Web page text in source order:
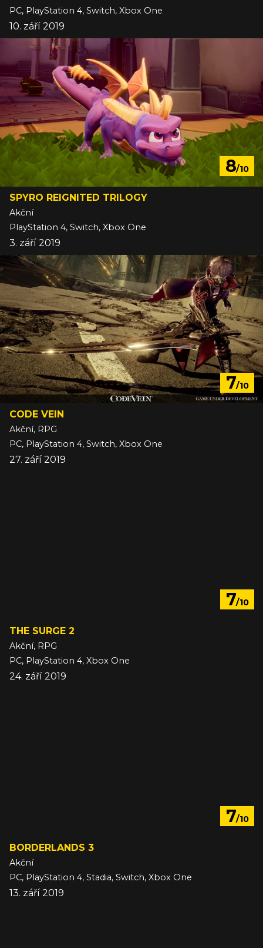
PC, PlayStation 4, Switch, Xbox One
10. září 2019
8/10
SPYRO REIGNITED TRILOGY
Akční
PlayStation 4, Switch, Xbox One
3. září 2019
7/10
CODE VEIN
Akční, RPG
PC, PlayStation 4, Switch, Xbox One
27. září 2019
7/10
THE SURGE 2
Akční, RPG
PC, PlayStation 4, Xbox One
24. září 2019
7/10
BORDERLANDS 3
Akční
PC, PlayStation 4, Stadia, Switch, Xbox One
13. září 2019